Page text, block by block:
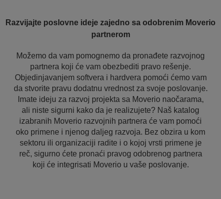
Razvijajte poslovne ideje zajedno sa odobrenim Moverio
partnerom
Možemo da vam pomognemo da pronađete razvojnog
partnera koji će vam obezbediti pravo rešenje.
Objedinjavanjem softvera i hardvera pomoći ćemo vam
da stvorite pravu dodatnu vrednost za svoje poslovanje.
Imate ideju za razvoj projekta sa Moverio naočarama,
ali niste sigurni kako da je realizujete? Naš katalog
izabranih Moverio razvojnih partnera će vam pomoći
oko primene i njenog daljeg razvoja. Bez obzira u kom
sektoru ili organizaciji radite i o kojoj vrsti primene je
reč, sigurno ćete pronaći pravog odobrenog partnera
koji će integrisati Moverio u vaše poslovanje.